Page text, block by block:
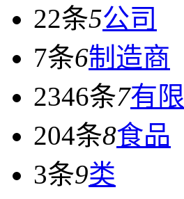
22条5公司
7条6制造商
2346条7有限
204条8食品
3条9类